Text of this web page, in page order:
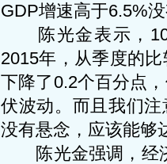
GDP增速高于6.5%
陈光金表示，10-
2015年，从季度的
下降了0.2个百分点
伏波动。而且我们
没有悬念，应该能够
陈光金强调，经济